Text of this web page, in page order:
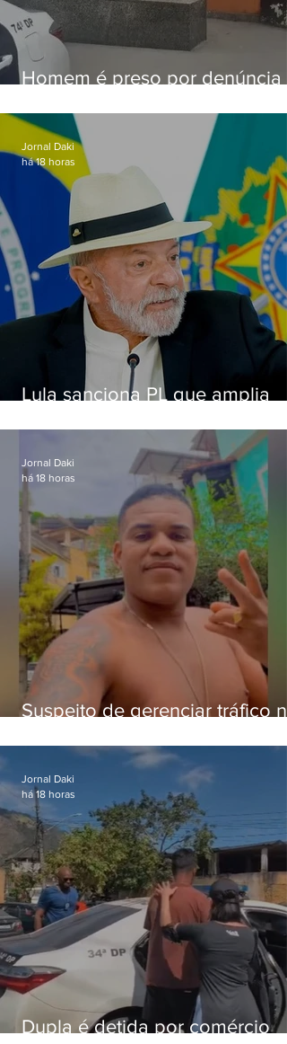
Homem é preso por denúncia
Alcântara
Lula sanciona PL que amplia
crianças
Jornal Daki
há 18 horas
Suspeito de gerenciar tráfico na
foragido
Jornal Daki
há 18 horas
Dupla é detida por comércio
Jornal Daki
há 18 horas